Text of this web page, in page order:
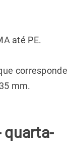
até PE.
corresponde
mm.
quarta-